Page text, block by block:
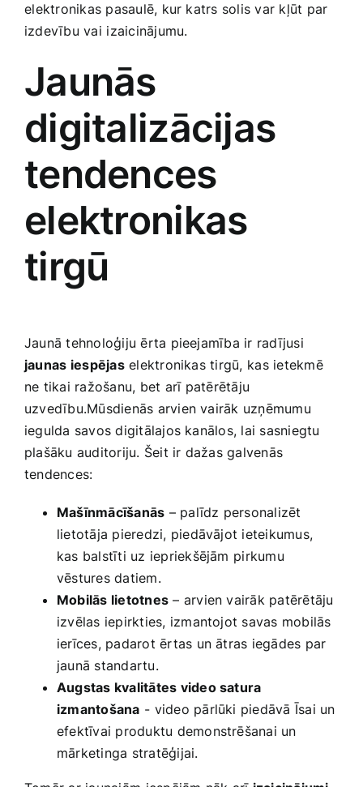
Sports, tūrisms un atpūta
TV un Sadzīves tehnika
Zoo preces
⁣elektronikas pasaulē, kur katrs solis var kļūt par
izdevību vai⁤ izaicinājumu.
Jaunās
digitalizācijas
tendences
elektronikas
tirgū
Jaunā ‍tehnoloģiju ērta pieejamība ir ​radījusi
jaunas ⁣iespējaselektronikas tirgū,⁢ kas ietekmē
ne tikai ražošanu, bet arī⁢ patērētāju
uzvedību.Mūsdienās arvien vairāk​ uzņēmumu
iegulda savos digitālajos kanālos, lai sasniegtu
plašāku auditoriju. Šeit ir dažas galvenās
tendences:
Mašīnmācīšanās – palīdz personalizēt
‌lietotāja pieredzi, piedāvājot ieteikumus,
‌kas ‌balstīti uz iepriekšējām⁤ pirkumu
vēstures datiem.
Mobilās lietotnes – arvien vairāk patērētāju
izvēlas iepirkties, izmantojot savas mobilās⁤
ierīces, padarot ērtas un ātras iegādes par
jaunā standartu.
Augstas kvalitātes video satura
izmantošana ⁣- video pārlūki piedāvā Īsai‍ un
efektīvai produktu demonstrēšanai un‌
mārketinga stratēģijai.